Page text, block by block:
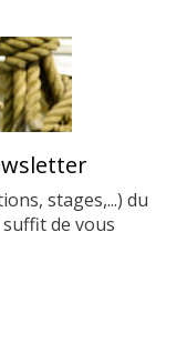
stages,...) du
suffit de vous